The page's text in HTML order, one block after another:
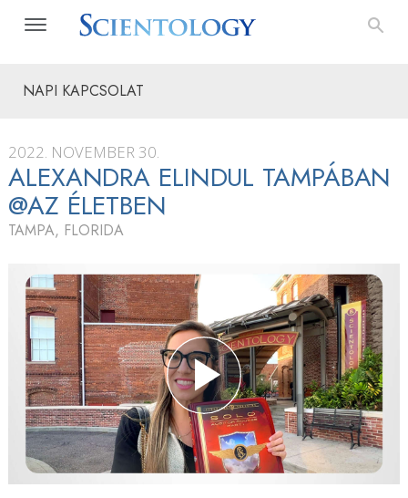
NAPI KAPCSOLAT
2022. NOVEMBER 30.
ALEXANDRA ELINDUL TAMPÁBAN
@AZ ÉLETBEN
TAMPA, FLORIDA